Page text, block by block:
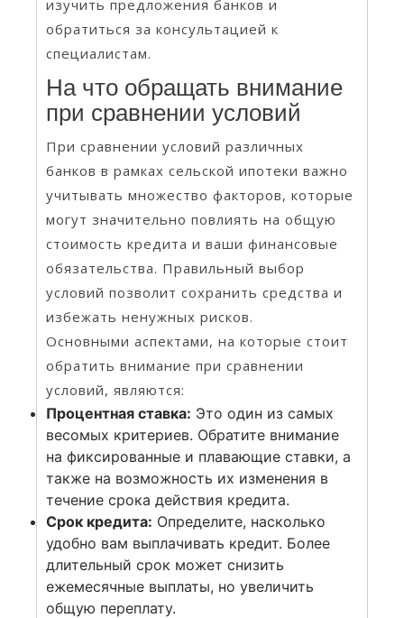
изучить предложения банков и
обратиться за консультацией к
специалистам.
На что обращать внимание
при сравнении условий
При сравнении условий различных
банков в рамках сельской ипотеки важно
учитывать множество факторов, которые
могут значительно повлиять на общую
стоимость кредита и ваши финансовые
обязательства. Правильный выбор
условий позволит сохранить средства и
избежать ненужных рисков.
Основными аспектами, на которые стоит
обратить внимание при сравнении
условий, являются:
Процентная ставка: Это один из самых
весомых критериев. Обратите внимание
на фиксированные и плавающие ставки, а
также на возможность их изменения в
течение срока действия кредита.
Срок кредита: Определите, насколько
удобно вам выплачивать кредит. Более
длительный срок может снизить
ежемесячные выплаты, но увеличить
общую переплату.